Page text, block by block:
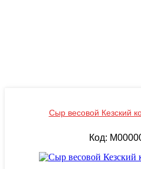
Сыр весовой Кезский
Код: